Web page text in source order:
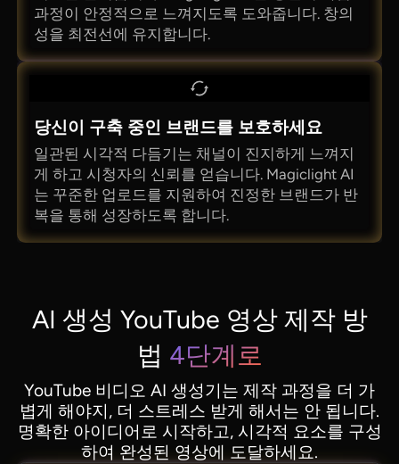
과정이 안정적으로 느껴지도록 도와줍니다. 창의
성을 최전선에 유지합니다.
당신이 구축 중인 브랜드를 보호하세요
일관된 시각적 다듬기는 채널이 진지하게 느껴지
게 하고 시청자의 신뢰를 얻습니다. Magiclight AI
는 꾸준한 업로드를 지원하여 진정한 브랜드가 반
복을 통해 성장하도록 합니다.
AI 생성 YouTube 영상 제작 방
법 4단계로
YouTube 비디오 AI 생성기는 제작 과정을 더 가
볍게 해야지, 더 스트레스 받게 해서는 안 됩니다.
명확한 아이디어로 시작하고, 시각적 요소를 구성
하여 완성된 영상에 도달하세요.